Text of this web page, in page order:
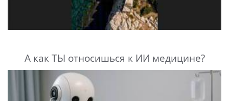
А как ТЫ относишься к ИИ медицине?